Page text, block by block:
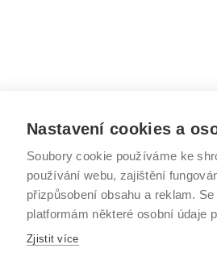
Vysoké
učení
technické
v
Nastavení cookies a
Soubory cookie používáme ke
používání webu, zajištění
přizpůsobení obsahu a reklam.
platformám některé osobní údaje
Zjistit více